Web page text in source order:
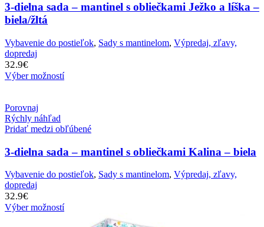
3-dielna sada – mantinel s obliečkami Ježko a líška –
biela/žltá
Vybavenie do postieľok, Sady s mantinelom, Výpredaj, zľavy,
dopredaj
32.9€
Výber možností
Porovnaj
Rýchly náhľad
Pridať medzi obľúbené
3-dielna sada – mantinel s obliečkami Kalina – biela
Vybavenie do postieľok, Sady s mantinelom, Výpredaj, zľavy,
dopredaj
32.9€
Výber možností